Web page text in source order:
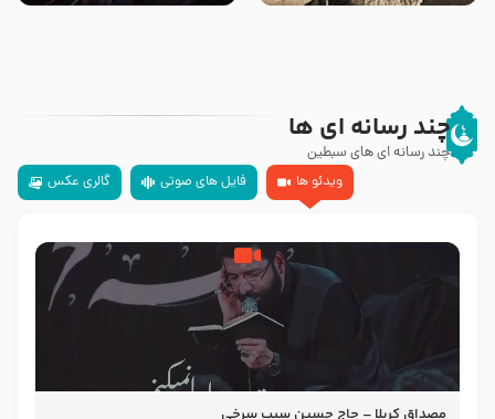
چند رسانه ای ها
چند رسانه ای های سبطین
ویدئو ها
فایل های صوتی گالری عکس
مصداق کربلا – حاج حسین سیب سرخی